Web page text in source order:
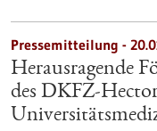
Pressemitteilung -
Herausragende
des DKFZ-